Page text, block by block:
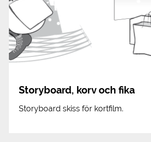
Storyboard, korv och fika
Storyboard skiss för kortfilm.